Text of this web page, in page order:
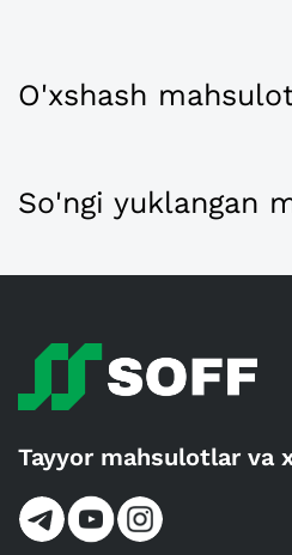
O'xshash
So'ngi yuklangan
Tayyor mahsulotlar va